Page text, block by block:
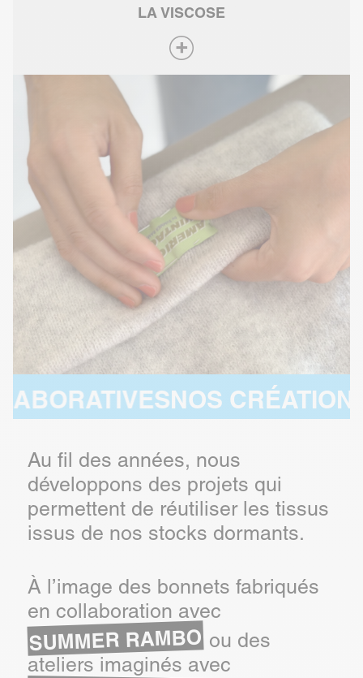
LA VISCOSE
NOS CRÉATIONS
Au fil des années, nous
développons des projets qui
permettent de réutiliser les tissus
issus de nos stocks dormants.
À l’image des bonnets fabriqués
en collaboration avec
SUMMER RAMBOou des
ateliers imaginés avec